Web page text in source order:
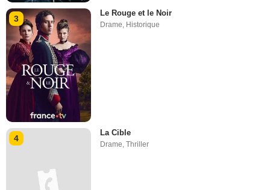
3
Le Rouge et le Noir
Drame, Historique
4
La Cible
Drame ,Thriller